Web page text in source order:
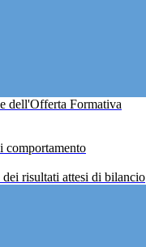
dell'Offerta Formativa
comportamento
risultati attesi di bilancio